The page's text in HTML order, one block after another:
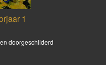
1
doorgeschilderd